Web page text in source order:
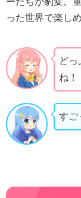
った世界で楽しめ
どっ
ね！
すご